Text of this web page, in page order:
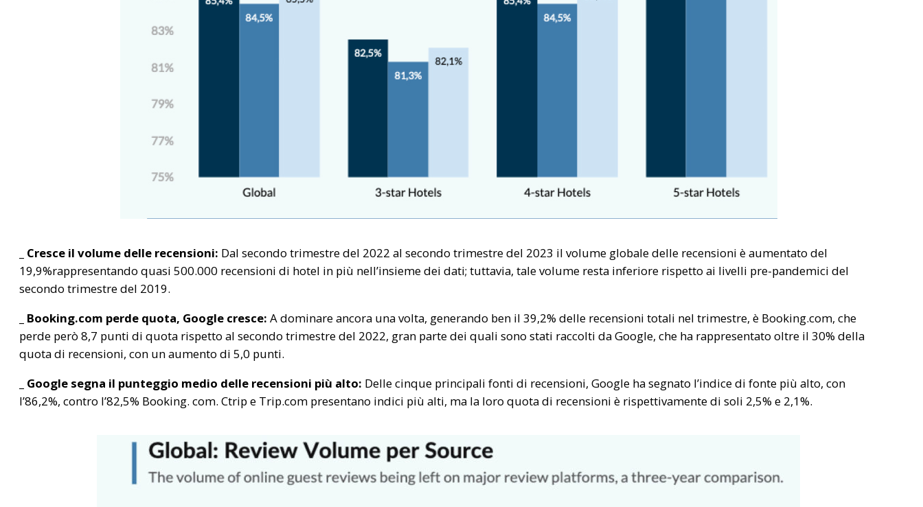
_ Cresce il volume delle recensioni: Dal secondo trimestre del 2022 al secondo trimestre del 2023 il volume globale delle recensioni è aumentato del
19,9%rappresentando quasi 500.000 recensioni di hotel in più nell’insieme dei dati; tuttavia, tale volume resta inferiore rispetto ai livelli pre-pandemici del
secondo trimestre del 2019.
_ Booking.com perde quota, Google cresce: A dominare ancora una volta, generando ben il 39,2% delle recensioni totali nel trimestre, è Booking.com, che
perde però 8,7 punti di quota rispetto al secondo trimestre del 2022, gran parte dei quali sono stati raccolti da Google, che ha rappresentato oltre il 30% della
quota di recensioni, con un aumento di 5,0 punti.
_ Google segna il punteggio medio delle recensioni più alto: Delle cinque principali fonti di recensioni, Google ha segnato l’indice di fonte più alto, con
l’86,2%, contro l’82,5% Booking. com. Ctrip e Trip.com presentano indici più alti, ma la loro quota di recensioni è rispettivamente di soli 2,5% e 2,1%.